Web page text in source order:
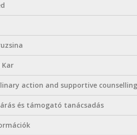
action and supportive counselling
és támogató tanácsadás